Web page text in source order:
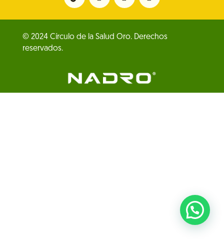
© 2024 Círculo de la Salud Oro. Derechos
reservados.